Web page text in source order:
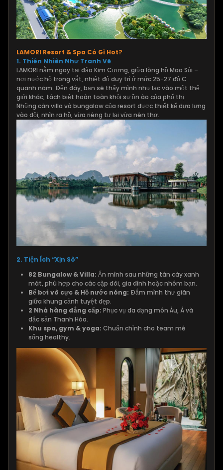
LAMORI Resort & Spa Có Gì Hot?
1. Thiên Nhiên Như Tranh Vẽ
LAMORI nằm ngay tại đảo Kim Cương, giữa lòng hồ Mao Sủi –
nơi nước hồ trong vắt, nhiệt độ duy trì ở mức 25-27 độ C
quanh năm. Đến đây, bạn sẽ thấy mình như lạc vào một thế
giới khác, tách biệt hoàn toàn khỏi sự ồn ào của phố thị.
Những căn villa và bungalow của resort được thiết kế dựa lưng
vào đồi, nhìn ra hồ, vừa riêng tư lại vừa nên thơ.
2. Tiện Ích “Xịn Sò”
82 Bungalow & Villa: Ẩn mình sau những tán cây xanh
mát, phù hợp cho các cặp đôi, gia đình hoặc nhóm bạn.
Bể bơi vô cực & Hồ nước nóng: Đắm mình thư giãn
giữa khung cảnh tuyệt đẹp.
2 Nhà hàng đẳng cấp: Phục vụ đa dạng món Âu, Á và
đặc sản Thanh Hóa.
Khu spa, gym & yoga: Chuẩn chỉnh cho team mê
sống healthy.